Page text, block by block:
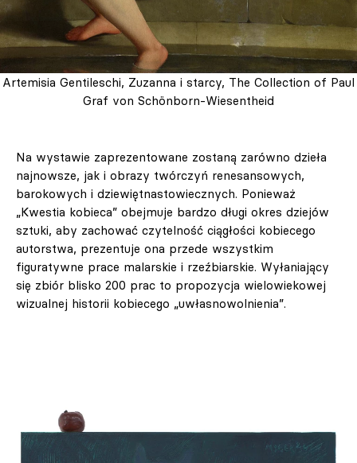
Artemisia Gentileschi, Zuzanna i starcy, The Collection of Paul
Graf von Schönborn-Wiesentheid
Na wystawie zaprezentowane zostaną zarówno dzieła
najnowsze, jak i obrazy twórczyń renesansowych,
barokowych i dziewiętnastowiecznych. Ponieważ
„Kwestia kobieca” obejmuje bardzo długi okres dziejów
sztuki, aby zachować czytelność ciągłości kobiecego
autorstwa, prezentuje ona przede wszystkim
figuratywne prace malarskie i rzeźbiarskie. Wyłaniający
się zbiór blisko 200 prac to propozycja wielowiekowej
wizualnej historii kobiecego „uwłasnowolnienia”.